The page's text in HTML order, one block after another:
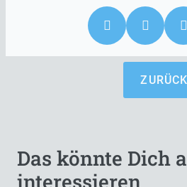
ZURÜCK
Das könnte Dich